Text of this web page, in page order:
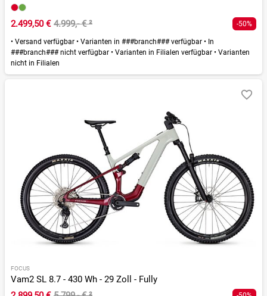
2.499,50 € 4.999,- €² -50%
• Versand verfügbar • Varianten in ###branch### verfügbar • In
###branch### nicht verfügbar • Varianten in Filialen verfügbar • Varianten
nicht in Filialen
FOCUS
Vam2 SL 8.7 - 430 Wh - 29 Zoll - Fully